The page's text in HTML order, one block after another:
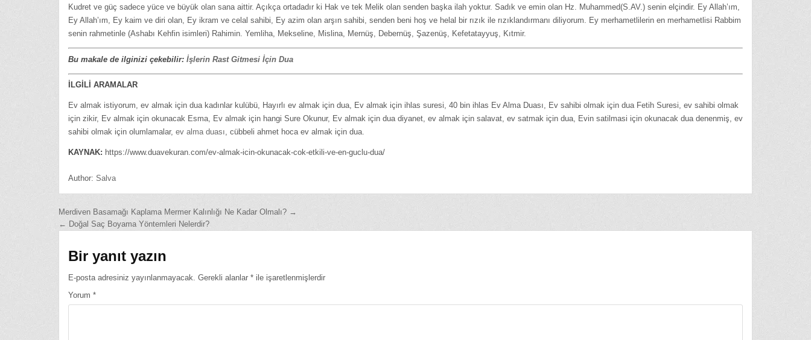
Kudret ve güç sadece yüce ve büyük olan sana aittir. Açıkça ortadadır ki Hak ve tek Melik olan senden başka ilah yoktur. Sadık ve emin olan Hz. Muhammed(S.AV.) senin elçindir. Ey Allah’ım,
Ey Allah’ım, Ey kaim ve diri olan, Ey ikram ve celal sahibi, Ey azim olan arşın sahibi, senden beni hoş ve helal bir rızık ile rızıklandırmanı diliyorum. Ey merhametlilerin en merhametlisi Rabbim
senin rahmetinle (Ashabı Kehfin isimleri) Rahimin. Yemliha, Mekseline, Mislina, Mernüş, Debernüş, Şazenüş, Kefetatayyuş, Kıtmir.
Bu makale de ilginizi çekebilir: İşlerin Rast Gitmesi İçin Dua
İLGİLİ ARAMALAR
Ev almak istiyorum, ev almak için dua kadınlar kulübü, Hayırlı ev almak için dua, Ev almak için ihlas suresi, 40 bin ihlas Ev Alma Duası, Ev sahibi olmak için dua Fetih Suresi, ev sahibi olmak
için zikir, Ev almak için okunacak Esma, Ev almak için hangi Sure Okunur, Ev almak için dua diyanet, ev almak için salavat, ev satmak için dua, Evin satilmasi için okunacak dua denenmiş, ev
sahibi olmak için olumlamalar, ev alma duası, cübbeli ahmet hoca ev almak için dua.
KAYNAK: https://www.duavekuran.com/ev-almak-icin-okunacak-cok-etkili-ve-en-guclu-dua/
Author: Salva
Yazı
gezinmesi
Merdiven Basamağı Kaplama Mermer Kalınlığı Ne Kadar Olmalı? →
← Doğal Saç Boyama Yöntemleri Nelerdir?
Bir yanıt yazın
E-posta adresiniz yayınlanmayacak. Gerekli alanlar * ile işaretlenmişlerdir
Yorum *